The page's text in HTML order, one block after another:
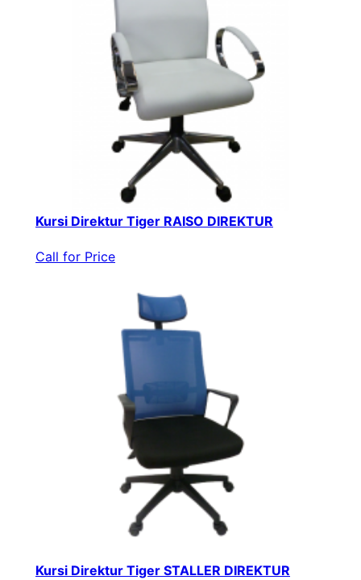
Kursi Direktur Tiger RAISO DIREKTUR
Call for Price
Kursi Direktur Tiger STALLER DIREKTUR